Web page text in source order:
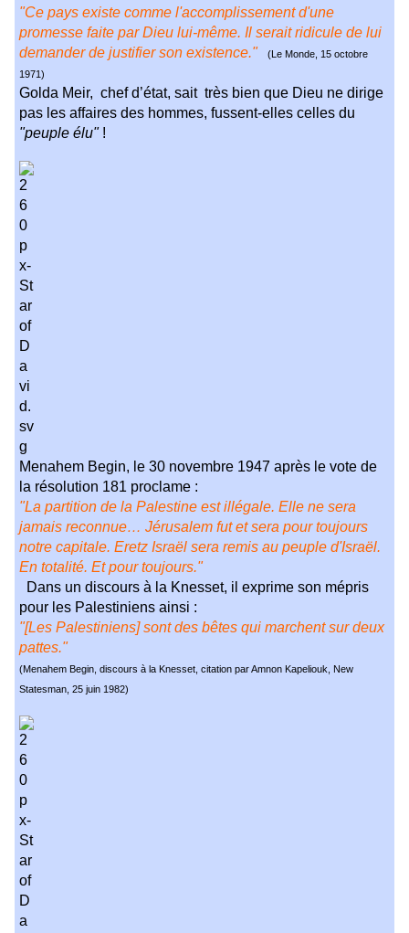
"Ce pays existe comme l'accomplissement d'une
promesse faite par Dieu lui-même. Il serait ridicule de lui
demander de justifier son existence."
( Le Monde, 15 octobre
1971)
Golda Meir, chef d’état, sait très bien que Dieu ne dirige
pas les affaires des hommes, fussent-elles celles du
"peuple élu"!
Menahem Begin, le 30 novembre 1947 après le vote de
la résolution 181 proclame :
"La partition de la Palestine est illégale. Elle ne sera
jamais reconnue… Jérusalem fut et sera pour toujours
notre capitale. Eretz Israël sera remis au peuple d'Israël.
En totalité. Et pour toujours."
Dans un discours à la Knesset, il exprime son mépris
pour les Palestiniens ainsi :
"[Les Palestiniens] sont des bêtes qui marchent sur deux
pattes."
(Menahem Begin, discours à la Knesset, citation par Amnon Kapeliouk, New
Statesman, 25 juin 1982)